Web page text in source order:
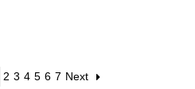
2 3 4 5 6 7 Next